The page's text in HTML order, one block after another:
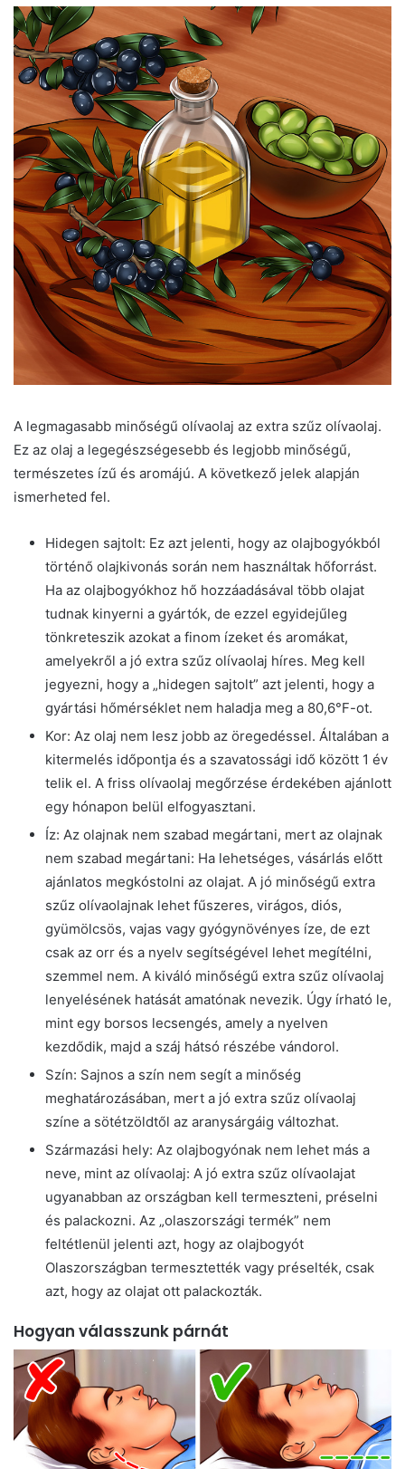
A legmagasabb minőségű olívaolaj az extra szűz olívaolaj.
Ez az olaj a legegészségesebb és legjobb minőségű,
természetes ízű és aromájú. A következő jelek alapján
ismerheted fel.
Hidegen sajtolt: Ez azt jelenti, hogy az olajbogyókból
történő olajkivonás során nem használtak hőforrást.
Ha az olajbogyókhoz hő hozzáadásával több olajat
tudnak kinyerni a gyártók, de ezzel egyidejűleg
tönkreteszik azokat a finom ízeket és aromákat,
amelyekről a jó extra szűz olívaolaj híres. Meg kell
jegyezni, hogy a „hidegen sajtolt” azt jelenti, hogy a
gyártási hőmérséklet nem haladja meg a 80,6°F-ot.
Kor: Az olaj nem lesz jobb az öregedéssel. Általában a
kitermelés időpontja és a szavatossági idő között 1 év
telik el. A friss olívaolaj megőrzése érdekében ajánlott
egy hónapon belül elfogyasztani.
Íz: Az olajnak nem szabad megártani, mert az olajnak
nem szabad megártani: Ha lehetséges, vásárlás előtt
ajánlatos megkóstolni az olajat. A jó minőségű extra
szűz olívaolajnak lehet fűszeres, virágos, diós,
gyümölcsös, vajas vagy gyógynövényes íze, de ezt
csak az orr és a nyelv segítségével lehet megítélni,
szemmel nem. A kiváló minőségű extra szűz olívaolaj
lenyelésének hatását amatónak nevezik. Úgy írható le,
mint egy borsos lecsengés, amely a nyelven
kezdődik, majd a száj hátsó részébe vándorol.
Szín: Sajnos a szín nem segít a minőség
meghatározásában, mert a jó extra szűz olívaolaj
színe a sötétzöldtől az aranysárgáig változhat.
Származási hely: Az olajbogyónak nem lehet más a
neve, mint az olívaolaj: A jó extra szűz olívaolajat
ugyanabban az országban kell termeszteni, préselni
és palackozni. Az „olaszországi termék” nem
feltétlenül jelenti azt, hogy az olajbogyót
Olaszországban termesztették vagy préselték, csak
azt, hogy az olajat ott palackozták.
Hogyan válasszunk párnát